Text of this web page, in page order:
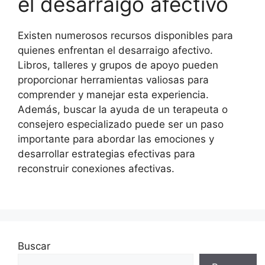
Existen numerosos recursos disponibles para
quienes enfrentan el desarraigo afectivo.
Libros, talleres y grupos de apoyo pueden
proporcionar herramientas valiosas para
comprender y manejar esta experiencia.
Además, buscar la ayuda de un terapeuta o
consejero especializado puede ser un paso
importante para abordar las emociones y
desarrollar estrategias efectivas para
reconstruir conexiones afectivas.
Buscar